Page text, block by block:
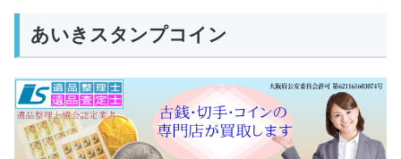
あいきスタンプコイン